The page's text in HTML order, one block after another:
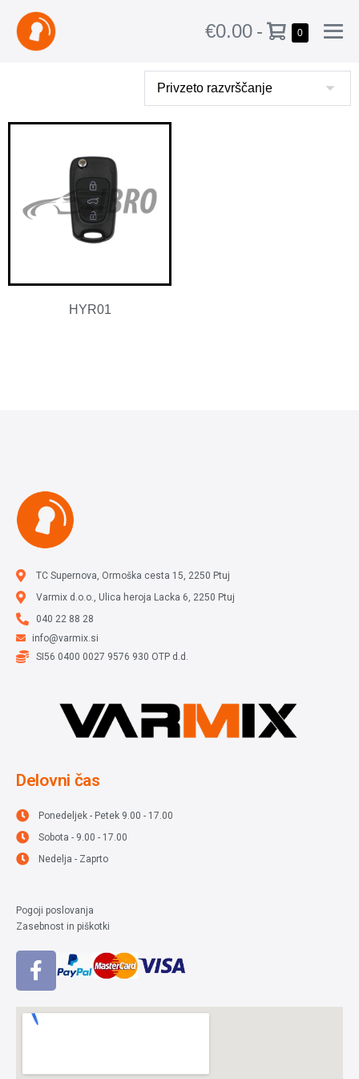
€0.00 - 0
HYR01
TC Supernova, Ormoška cesta 15, 2250 Ptuj
Varmix d.o.o., Ulica heroja Lacka 6, 2250 Ptuj
040 22 88 28
info@varmix.si
SI56 0400 0027 9576 930 OTP d.d.
Delovni čas
Ponedeljek - Petek 9.00 - 17.00
Sobota - 9.00 - 17.00
Nedelja - Zaprto
Pogoji poslovanja
Zasebnost in piškotki